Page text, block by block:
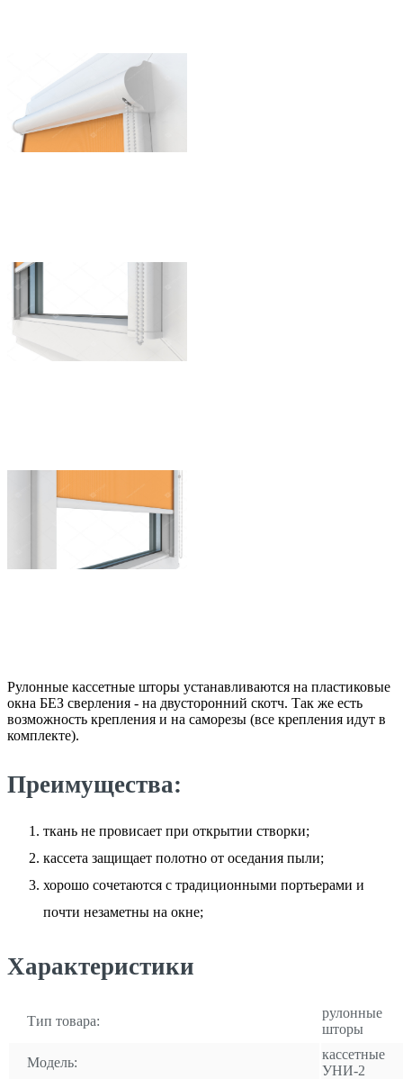
Рулонные кассетные шторы устанавливаются на пластиковые
окна БЕЗ сверления - на двусторонний скотч. Так же есть
возможность крепления и на саморезы (все крепления идут в
комплекте).
Преимущества:
ткань не провисает при открытии створки;
кассета защищает полотно от оседания пыли;
хорошо сочетаются с традиционными портьерами и
почти незаметны на окне;
Характеристики
Тип товара:
рулонные
шторы
Модель:
кассетные
УНИ-2